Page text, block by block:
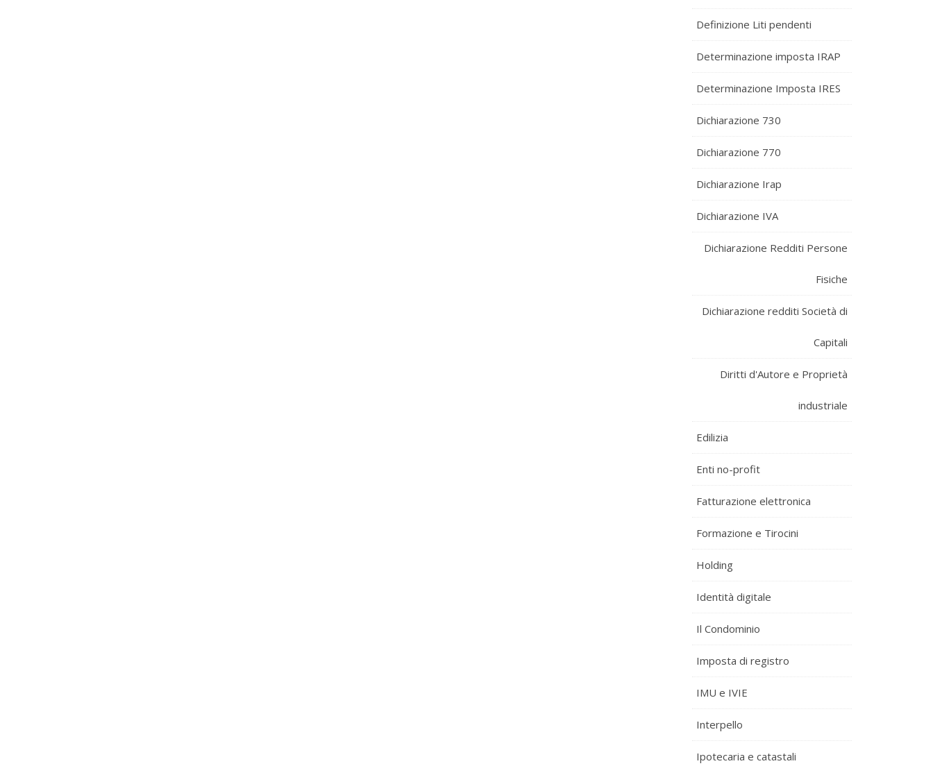
Definizione Liti pendenti
Determinazione imposta IRAP
Determinazione Imposta IRES
Dichiarazione 730
Dichiarazione 770
Dichiarazione Irap
Dichiarazione IVA
Dichiarazione Redditi Persone
Fisiche
Dichiarazione redditi Società di
Capitali
Diritti d'Autore e Proprietà
industriale
Edilizia
Enti no-profit
Fatturazione elettronica
Formazione e Tirocini
Holding
Identità digitale
Il Condominio
Imposta di registro
IMU e IVIE
Interpello
Ipotecaria e catastali